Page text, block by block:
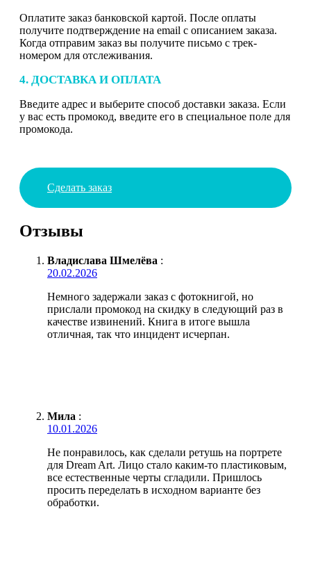
Оплатите заказ банковской картой. После оплаты
получите подтверждение на email с описанием заказа.
Когда отправим заказ вы получите письмо с трек-
номером для отслеживания.
4. ДОСТАВКА И ОПЛАТА
Введите адрес и выберите способ доставки заказа. Если
у вас есть промокод, введите его в специальное поле для
промокода.
Сделать заказ
Отзывы
Владислава Шмелёва :
20.02.2026
Немного задержали заказ с фотокнигой, но
прислали промокод на скидку в следующий раз в
качестве извинений. Книга в итоге вышла
отличная, так что инцидент исчерпан.
Мила :
10.01.2026
Не понравилось, как сделали ретушь на портрете
для Dream Art. Лицо стало каким-то пластиковым,
все естественные черты сгладили. Пришлось
просить переделать в исходном варианте без
обработки.